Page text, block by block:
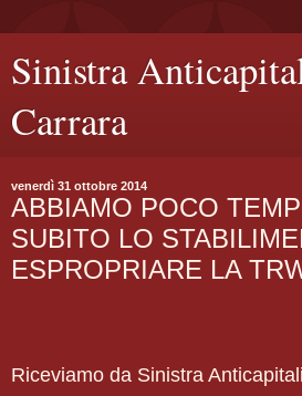
Sinistra
Carrara
venerdì 31 ottobre 2014
ABBIAMO POCO
SUBITO LO
ESPROPRIARE LA
Riceviamo da Sinistra